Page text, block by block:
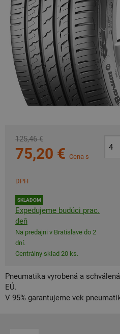
125,46 €
75,20 € Cena s
DPH
SKLADOM
Expedujeme budúci prac.
deň
Na predajni v Bratislave do 2
dní.
Centrálny sklad 20 ks.
Pneumatika vyrobená a
EÚ.
V 95% garantujeme vek